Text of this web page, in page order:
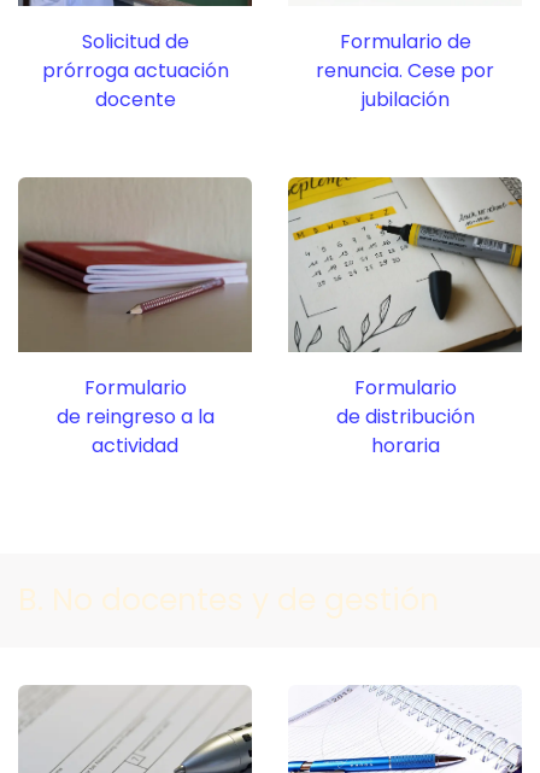
Solicitud de
prórroga actuación
docente
Formulario de
renuncia. Cese por
jubilación
Formulario
de reingreso a la
actividad
Formulario
de distribución
horaria
B. No docentes y de gestión